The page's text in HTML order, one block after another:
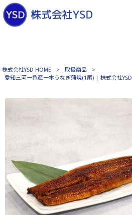
株式会社YSD HOME > 取扱商品
>
愛知三河一色産一本うなぎ蒲焼(1尾) | 株式会社YSD